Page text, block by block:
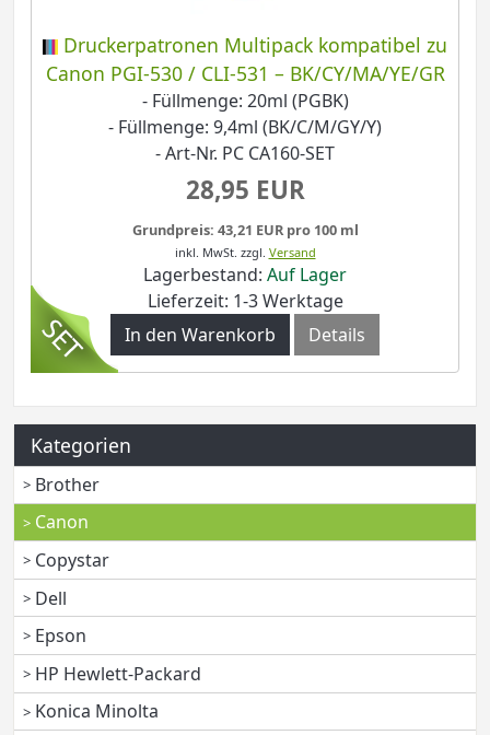
Druckerpatronen Multipack kompatibel zu
Canon PGI-530 / CLI-531 – BK/CY/MA/YE/GR
- Füllmenge: 20ml (PGBK)
- Füllmenge: 9,4ml (BK/C/M/GY/Y)
- Art-Nr. PC CA160-SET
28,95 EUR
Grundpreis: 43,21 EUR pro 100 ml
inkl. MwSt. zzgl. Versand
Lagerbestand: Auf Lager
Lieferzeit: 1-3 Werktage
In den Warenkorb
Details
Kategorien
Brother
Canon
Copystar
Dell
Epson
HP Hewlett-Packard
Konica Minolta